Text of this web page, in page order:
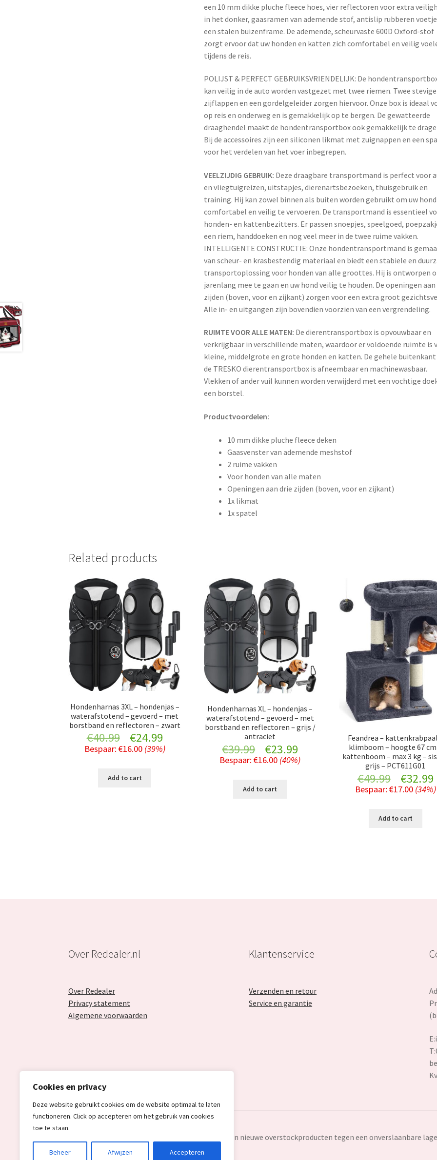
Cookies en privacy
Deze website gebruikt cookies om de website optimaal te laten
functioneren. Click op accepteren om het gebruik van cookies
toe te staan.
Beheer Afwijzen Accepteren
een 10 mm dikke pluche fleece hoes, vier reflectoren voor extra
in het donker, gaasramen van ademende stof, antislip rubberen
een stalen buizenframe. De ademende, scheurvaste 600D Oxford-stof
zorgt ervoor dat uw honden en katten zich comfortabel en veilig
tijdens de reis.
POLIJST & PERFECT GEBRUIKSVRIENDELIJK: De
kan veilig in de auto worden vastgezet met twee riemen. Twee stevige
zijflappen en een gordelgeleider zorgen hiervoor. Onze box is ideaal
op reis en onderweg en is gemakkelijk op te bergen. De gewatteerde
draaghendel maakt de hondentransportbox ook gemakkelijk te
Bij de accessoires zijn een siliconen likmat met zuignappen en een
voor het verdelen van het voer inbegrepen.
VEELZIJDIG GEBRUIK: Deze draagbare transportmand is perfect voor
en vliegtuigreizen, uitstapjes, dierenartsbezoeken, thuisgebruik en
training. Hij kan zowel binnen als buiten worden gebruikt om uw hond
comfortabel en veilig te vervoeren. De transportmand is essentieel
honden- en kattenbezitters. Er passen snoepjes, speelgoed,
een riem, handdoeken en nog veel meer in de twee ruime vakken.
INTELLIGENTE CONSTRUCTIE: Onze hondentransportmand is
van scheur- en krasbestendig materiaal en biedt een stabiele en
transportoplossing voor honden van alle groottes. Hij is ontworpen
jarenlang mee te gaan en uw hond veilig te houden. De openingen aan
zijden (boven, voor en zijkant) zorgen voor een extra groot
Alle in- en uitgangen zijn bovendien voorzien van een vergrendeling.
RUIMTE VOOR ALLE MATEN: De dierentransportbox is opvouwbaar en
verkrijgbaar in verschillende maten, waardoor er voldoende ruimte is
kleine, middelgrote en grote honden en katten. De gehele buitenkant
de TRESKO dierentransportbox is afneembaar en machinewasbaar.
Vlekken of ander vuil kunnen worden verwijderd met een vochtige
een borstel.
Productvoordelen:
10 mm dikke pluche fleece deken
Gaasvenster van ademende meshstof
2 ruime vakken
Voor honden van alle maten
Openingen aan drie zijden (boven, voor en zijkant)
1x likmat
1x spatel
Related products
Hondenharnas 3XL – hondenjas –
waterafstotend – gevoerd – met
borstband en reflectoren – zwart
€40.99
Original
price
was:
€24.99Current
price
Bespaar: €16.00 (39%)
Add to cart
Hondenharnas XL – hondenjas –
waterafstotend – gevoerd – met
borstband en reflectoren – grijs /
antraciet
€39.99
Original
price
was:
€23.99
price
Bespaar:€16.00 (40%)
Add to cart
Feandrea –
klimboom – hoogte 67 cm
kattenboom – max 3 kg –
grijs – PCT611G01
€49.99
Original
price
was:
€32.99
Bespaar: €17.00 (34%)
Add to cart
Over Redealer.nl
Over Redealer
Privacy statement
Algemene voorwaarden
Klantenservice
Verzenden en retour
Service en garantie
E:
© Redealer.nl | Gecontroleerde retourproducten en nieuwe overstockproducten tegen een onverslaanbare